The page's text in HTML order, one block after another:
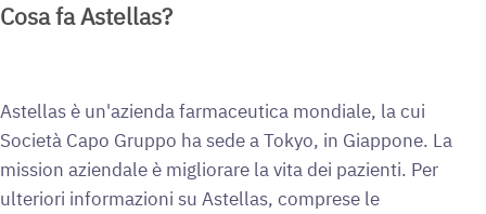
Cosa fa Astellas?
Astellas è un'azienda farmaceutica mondiale, la cui
Società Capo Gruppo ha sede a Tokyo, in Giappone. La
mission aziendale è migliorare la vita dei pazienti. Per
ulteriori informazioni su Astellas, comprese le